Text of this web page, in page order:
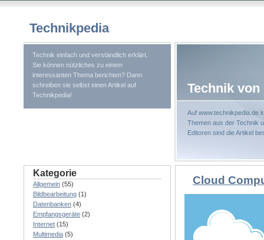
Technikpedia
Technik einfach und verständlich erklärt.
Sie können nützliches zu einem
interessanten Thema berichten? Dann
schreiben sie selbst einen Artikel auf
Technikpedia!
Technik
Auf www.technikpedia.de
Themen aus der Technik
Editoren sind die Artikel
Cloud
Kategorie
Allgemein (55)
Bildbearbeitung (1)
Datenbanken (4)
Empfangsgeräte (2)
Internet (15)
Multimedia (5)